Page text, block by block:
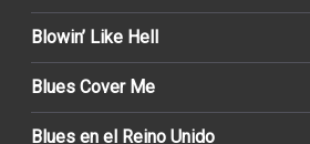
Blowin’ Like Hell
Blues Cover Me
Blues en el Reino Unido